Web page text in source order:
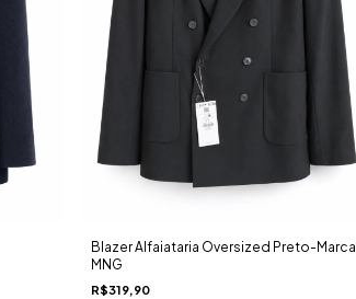
Blazer Alfaiataria Oversized Preto-Marca
MNG
R$319,90